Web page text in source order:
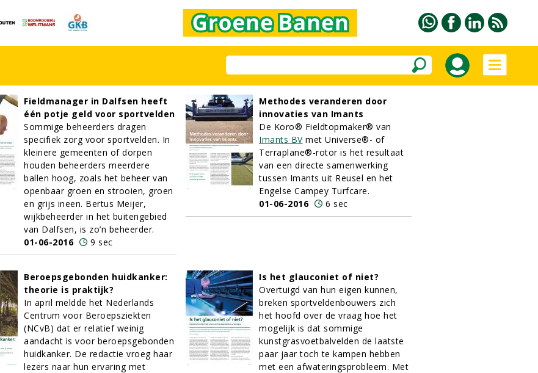
Fieldmanager in Dalfsen heeft
één potje geld voor sportvelden
Sommige beheerders dragen
specifiek zorg voor sportvelden. In
kleinere gemeenten of dorpen
houden beheerders meerdere
ballen hoog, zoals het beheer van
openbaar groen en strooien, groen
en grijs ineen. Bertus Meijer,
wijkbeheerder in het buitengebied
van Dalfsen, is zo’n beheerder.
01-06-2016
9 sec
Methodes veranderen door
innovaties van Imants
De Koro® Fieldtopmaker® van
Imants BVmet Universe®- of
Terraplane®-rotor is het resultaat
van een directe samenwerking
tussen Imants uit Reusel en het
Engelse Campey Turfcare.
01-06-2016
6 sec
Beroepsgebonden huidkanker:
theorie is praktijk?
In april meldde het Nederlands
Centrum voor Beroepsziekten
(NCvB) dat er relatief weinig
aandacht is voor beroepsgebonden
huidkanker. De redactie vroeg haar
lezers naar hun ervaring met
Is het glauconiet of niet?
Overtuigd van hun eigen kunnen,
breken sportveldenbouwers zich
het hoofd over de vraag hoe het
mogelijk is dat sommige
kunstgrasvoetbalvelden de laatste
paar jaar toch te kampen hebben
met een afwateringsprobleem. Met